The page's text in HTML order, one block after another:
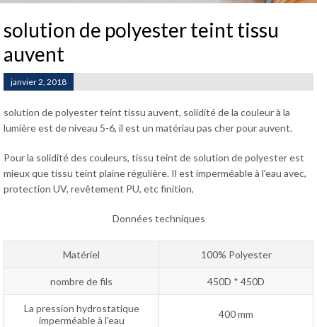
solution de polyester teint tissu
auvent
janvier 2, 2018
solution de polyester teint tissu auvent, solidité de la couleur à la
lumière est de niveau 5-6, il est un matériau pas cher pour auvent.
Pour la solidité des couleurs, tissu teint de solution de polyester est
mieux que tissu teint plaine régulière. Il est imperméable à l'eau avec,
protection UV, revêtement PU, etc finition,
Données techniques
Matériel 100% Polyester
nombre de fils 450D * 450D
La pression hydrostatique
imperméable à l'eau
400 mm